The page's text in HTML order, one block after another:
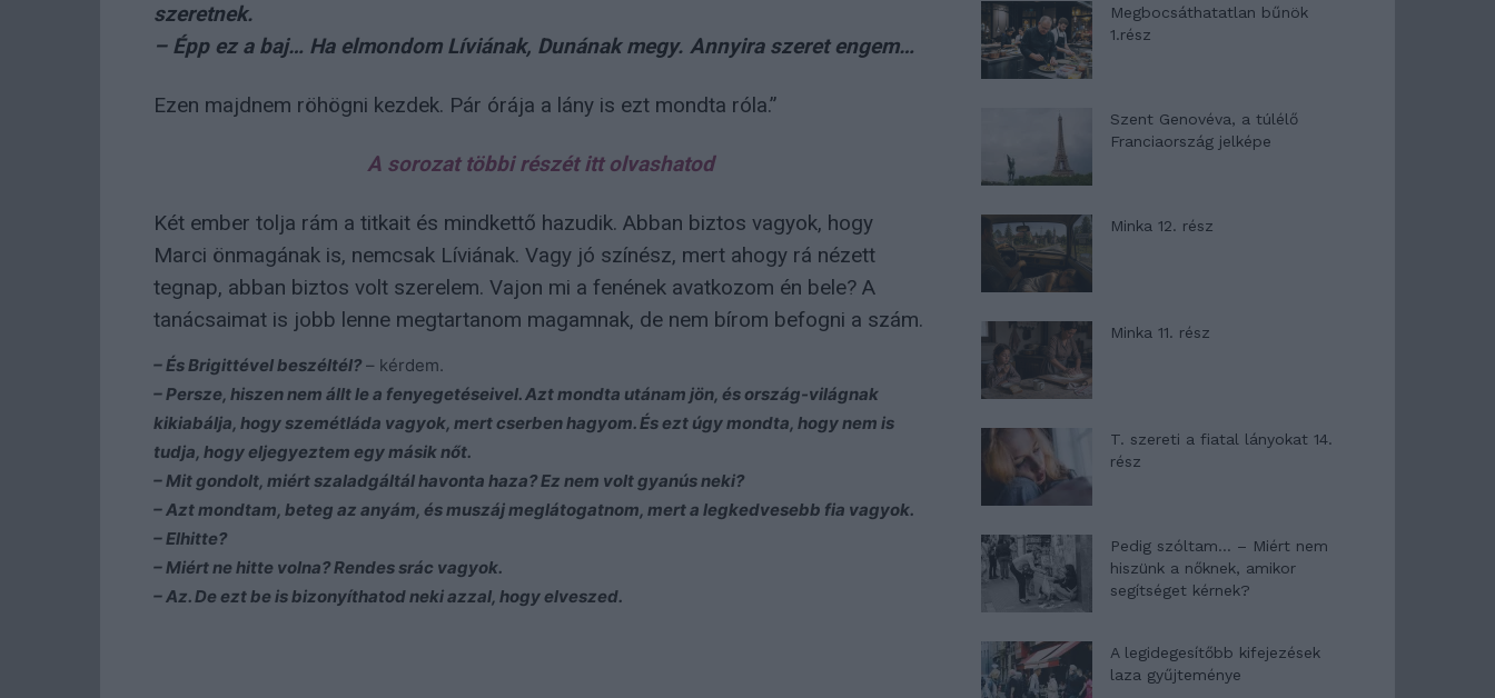
szeretnek.
– Épp ez a baj… Ha elmondom Líviának, Dunának megy. Annyira szeret engem…
Ezen majdnem röhögni kezdek. Pár órája a lány is ezt mondta róla.”
A sorozat többi részét itt olvashatod
Két ember tolja rám a titkait és mindkettő hazudik. Abban biztos vagyok, hogy
Marci önmagának is, nemcsak Líviának. Vagy jó színész, mert ahogy rá nézett
tegnap, abban biztos volt szerelem. Vajon mi a fenének avatkozom én bele? A
tanácsaimat is jobb lenne megtartanom magamnak, de nem bírom befogni a szám.
– És Brigittével beszéltél? – kérdem.
– Persze, hiszen nem állt le a fenyegetéseivel. Azt mondta utánam jön, és ország-világnak
kikiabálja, hogy szemétláda vagyok, mert cserben hagyom. És ezt úgy mondta, hogy nem is
tudja, hogy eljegyeztem egy másik nőt.
– Mit gondolt, miért szaladgáltál havonta haza? Ez nem volt gyanús neki?
– Azt mondtam, beteg az anyám, és muszáj meglátogatnom, mert a legkedvesebb fia vagyok.
– Elhitte?
– Miért ne hitte volna? Rendes srác vagyok.
– Az. De ezt be is bizonyíthatod neki azzal, hogy elveszed.
Megbocsáthatatlan bűnök
1.rész
Szent Genovéva, a túlélő
Franciaország jelképe
Minka 12. rész
Minka 11. rész
T. szereti a fiatal lányokat 14.
rész
Pedig szóltam… – Miért nem
hiszünk a nőknek, amikor
segítséget kérnek?
A legidegesítőbb kifejezések
laza gyűjteménye